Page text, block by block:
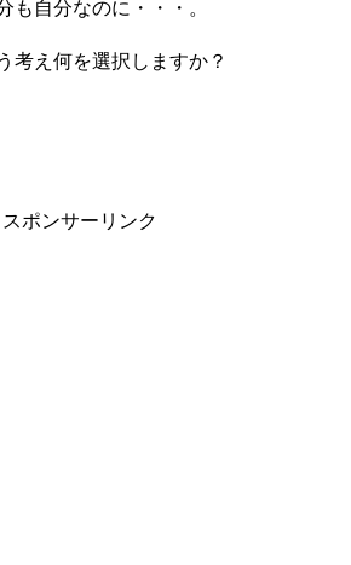
も自分なのに・・・。
考え何を選択しますか？
スポンサーリンク